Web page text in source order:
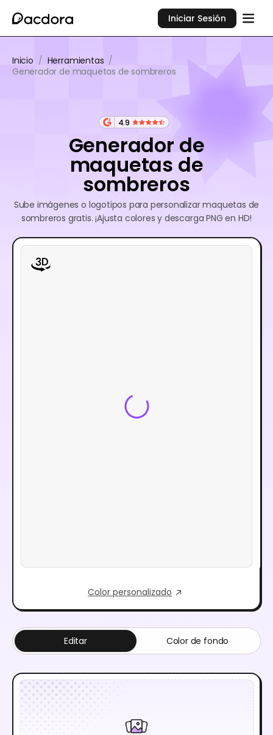
Iniciar Sesión
Inicio / Herramientas /
Generador de maquetas de sombreros
4.9
Generador de
maquetas de
sombreros
Sube imágenes o logotipos para personalizar maquetas de
sombreros gratis. ¡Ajusta colores y descarga PNG en HD!
Color personalizado
Editar Color de fondo